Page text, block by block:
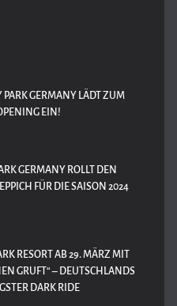
PARK GERMANY LÄDT ZUM
EIN!
GERMANY ROLLT DEN
FÜR DIE SAISON 2024
RESORT AB 29. MÄRZ MIT
GRUFT“ – DEUTSCHLANDS
DARK RIDE